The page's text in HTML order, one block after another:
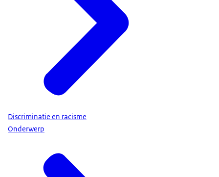
Discriminatie en racisme
Onderwerp